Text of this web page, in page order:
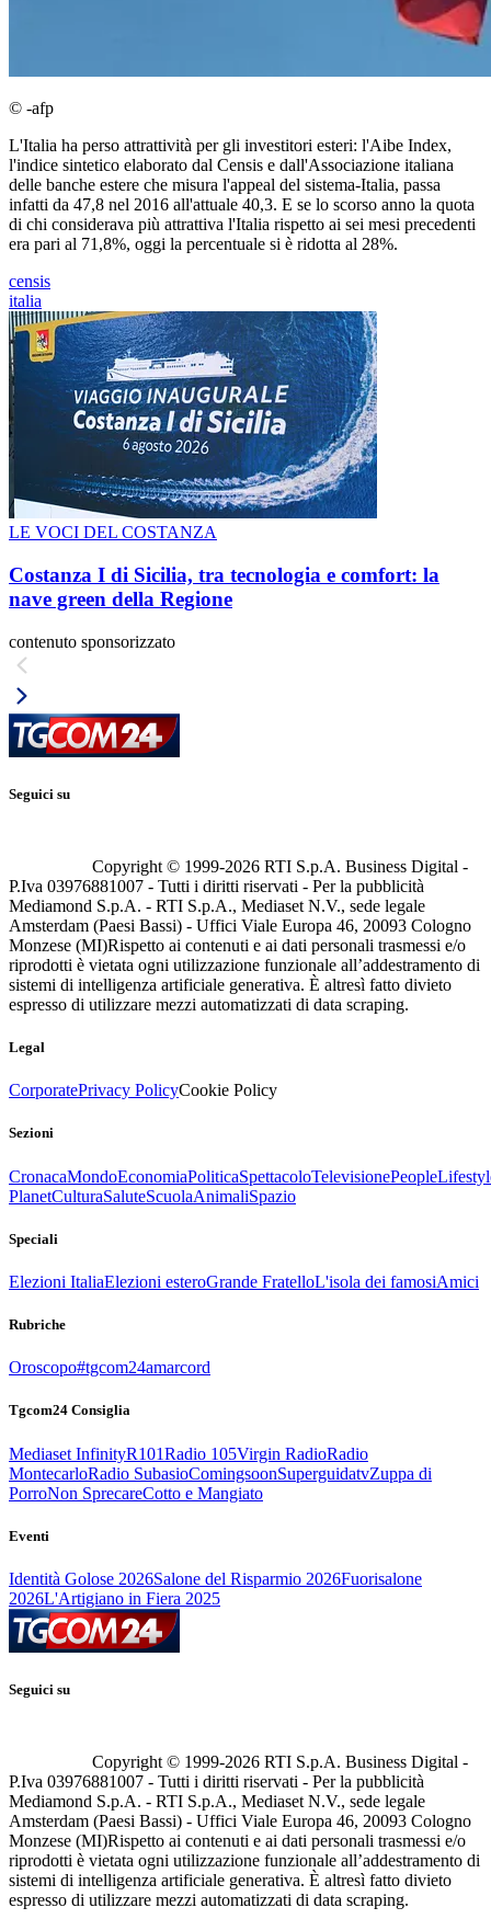
© -afp
L'Italia ha perso attrattività per gli investitori esteri: l'Aibe Index,
l'indice sintetico elaborato dal Censis e dall'Associazione italiana
delle banche estere che misura l'appeal del sistema-Italia, passa
infatti da 47,8 nel 2016 all'attuale 40,3. E se lo scorso anno la quota
di chi considerava più attrattiva l'Italia rispetto ai sei mesi precedenti
era pari al 71,8%, oggi la percentuale si è ridotta al 28%.
censis
italia
LE VOCI DEL COSTANZA
Costanza I di Sicilia, tra tecnologia e comfort: la
nave green della Regione
contenuto sponsorizzato
Seguici su
Copyright © 1999-2026 RTI S.p.A. Business Digital -
P.Iva 03976881007 - Tutti i diritti riservati - Per la pubblicità
Mediamond S.p.A. - RTI S.p.A., Mediaset N.V., sede legale
Amsterdam (Paesi Bassi) - Uffici Viale Europa 46, 20093 Cologno
Monzese (MI)Rispetto ai contenuti e ai dati personali trasmessi e/o
riprodotti è vietata ogni utilizzazione funzionale all’addestramento di
sistemi di intelligenza artificiale generativa. È altresì fatto divieto
espresso di utilizzare mezzi automatizzati di data scraping.
Legal
CorporatePrivacy PolicyCookie Policy
Sezioni
CronacaMondoEconomiaPoliticaSpettacoloTelevisionePeople
PlanetCulturaSaluteScuolaAnimaliSpazio
Speciali
Elezioni ItaliaElezioni esteroGrande FratelloL'isola dei famosiAmici
Rubriche
Oroscopo#tgcom24amarcord
Tgcom24 Consiglia
Mediaset InfinityR101Radio 105Virgin RadioRadio
MontecarloRadio SubasioComingsoonSuperguidatvZuppa di
PorroNon SprecareCotto e Mangiato
Eventi
Identità Golose 2026Salone del Risparmio 2026Fuorisalone
2026L'Artigiano in Fiera 2025
Seguici su
Copyright © 1999-2026 RTI S.p.A. Business Digital -
P.Iva 03976881007 - Tutti i diritti riservati - Per la pubblicità
Mediamond S.p.A. - RTI S.p.A., Mediaset N.V., sede legale
Amsterdam (Paesi Bassi) - Uffici Viale Europa 46, 20093 Cologno
Monzese (MI)Rispetto ai contenuti e ai dati personali trasmessi e/o
riprodotti è vietata ogni utilizzazione funzionale all’addestramento di
sistemi di intelligenza artificiale generativa. È altresì fatto divieto
espresso di utilizzare mezzi automatizzati di data scraping.